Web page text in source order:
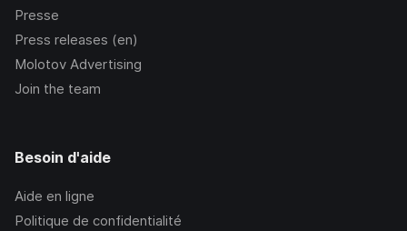
Presse
Press releases (en)
Molotov Advertising
Join the team
Besoin d'aide
Aide en ligne
Politique de confidentialité